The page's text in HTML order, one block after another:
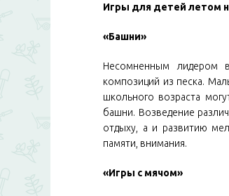
Игры для детей летом
«Башни»
Несомненным лидером
композиций из песка.
школьного возраста
башни. Возведение
отдыху, а и развитию
памяти, внимания.
«Игры с мячом»